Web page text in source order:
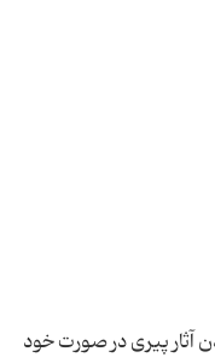
آثار پیری در صورت خود